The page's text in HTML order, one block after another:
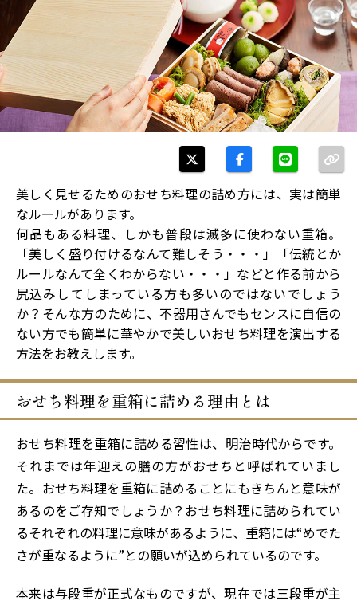
美しく見せるためのおせち料理の詰め方には、実は簡単
なルールがあります。
何品もある料理、しかも普段は滅多に使わない重箱。
「美しく盛り付けるなんて難しそう・・・」「伝統とか
ルールなんて全くわからない・・・」などと作る前から
尻込みしてしまっている方も多いのではないでしょう
か？そんな方のために、不器用さんでもセンスに自信の
ない方でも簡単に華やかで美しいおせち料理を演出する
方法をお教えします。
おせち料理を重箱に詰める理由とは
おせち料理を重箱に詰める習性は、明治時代からです。
それまでは年迎えの膳の方がおせちと呼ばれていまし
た。おせち料理を重箱に詰めることにもきちんと意味が
あるのをご存知でしょうか？おせち料理に詰められてい
るそれぞれの料理に意味があるように、重箱には“めでた
さが重なるように”との願いが込められているのです。
本来は与段重が正式なものですが、現在では三段重が主